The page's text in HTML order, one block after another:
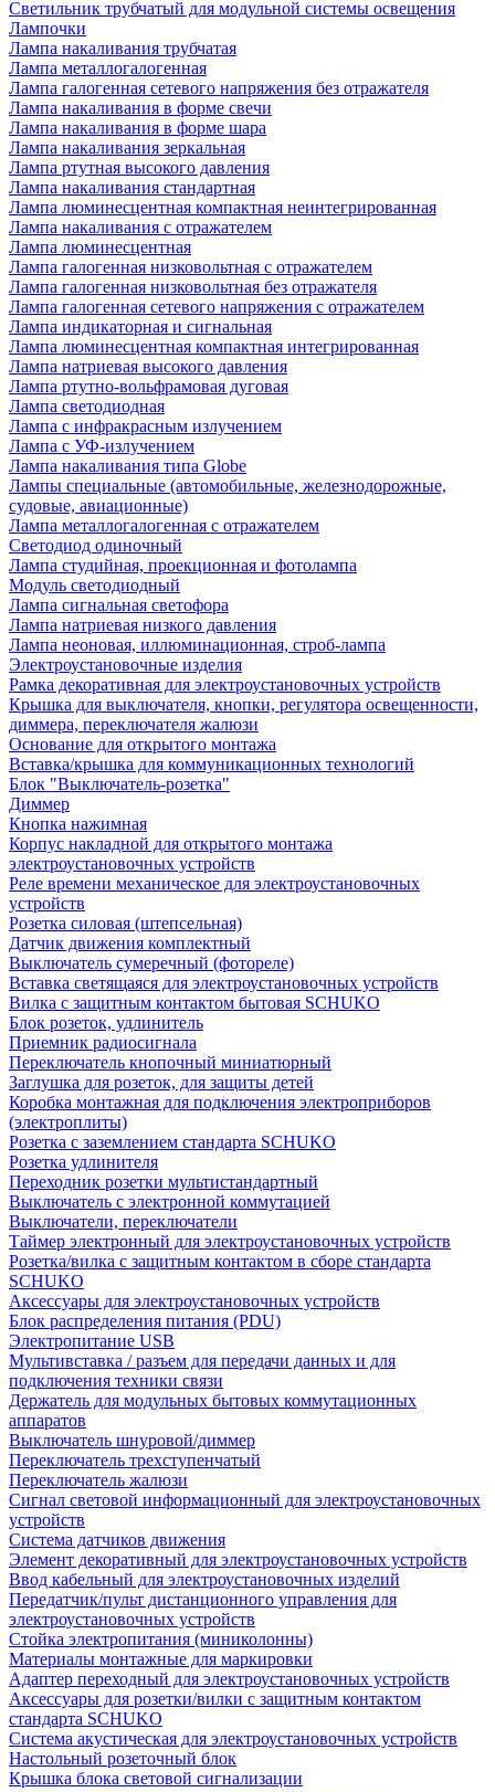
Светильник трубчатый для модульной системы освещения
Лампочки
Лампа накаливания трубчатая
Лампа металлогалогенная
Лампа галогенная сетевого напряжения без отражателя
Лампа накаливания в форме свечи
Лампа накаливания в форме шара
Лампа накаливания зеркальная
Лампа ртутная высокого давления
Лампа накаливания стандартная
Лампа люминесцентная компактная неинтегрированная
Лампа накаливания с отражателем
Лампа люминесцентная
Лампа галогенная низковольтная с отражателем
Лампа галогенная низковольтная без отражателя
Лампа галогенная сетевого напряжения с отражателем
Лампа индикаторная и сигнальная
Лампа люминесцентная компактная интегрированная
Лампа натриевая высокого давления
Лампа ртутно-вольфрамовая дуговая
Лампа светодиодная
Лампа с инфракрасным излучением
Лампа с УФ-излучением
Лампа накаливания типа Globe
Лампы специальные (автомобильные, железнодорожные,
судовые, авиационные)
Лампа металлогалогенная с отражателем
Светодиод одиночный
Лампа студийная, проекционная и фотолампа
Модуль светодиодный
Лампа сигнальная светофора
Лампа натриевая низкого давления
Лампа неоновая, иллюминационная, строб-лампа
Электроустановочные изделия
Рамка декоративная для электроустановочных устройств
Крышка для выключателя, кнопки, регулятора освещенности,
диммера, переключателя жалюзи
Основание для открытого монтажа
Вставка/крышка для коммуникационных технологий
Блок "Выключатель-розетка"
Диммер
Кнопка нажимная
Корпус накладной для открытого монтажа
электроустановочных устройств
Реле времени механическое для электроустановочных
устройств
Розетка силовая (штепсельная)
Датчик движения комплектный
Выключатель сумеречный (фотореле)
Вставка светящаяся для электроустановочных устройств
Вилка с защитным контактом бытовая SCHUKO
Блок розеток, удлинитель
Приемник радиосигнала
Переключатель кнопочный миниатюрный
Заглушка для розеток, для защиты детей
Коробка монтажная для подключения электроприборов
(электроплиты)
Розетка с заземлением стандарта SCHUKO
Розетка удлинителя
Переходник розетки мультистандартный
Выключатель с электронной коммутацией
Выключатели, переключатели
Таймер электронный для электроустановочных устройств
Розетка/вилка с защитным контактом в сборе стандарта
SCHUKO
Аксессуары для электроустановочных устройств
Блок распределения питания (PDU)
Электропитание USB
Мультивставка / разъем для передачи данных и для
подключения техники связи
Держатель для модульных бытовых коммутационных
аппаратов
Выключатель шнуровой/диммер
Переключатель трехступенчатый
Переключатель жалюзи
Сигнал световой информационный для электроустановочных
устройств
Система датчиков движения
Элемент декоративный для электроустановочных устройств
Ввод кабельный для электроустановочных изделий
Передатчик/пульт дистанционного управления для
электроустановочных устройств
Стойка электропитания (миниколонны)
Материалы монтажные для маркировки
Адаптер переходный для электроустановочных устройств
Аксессуары для розетки/вилки с защитным контактом
стандарта SCHUKO
Система акустическая для электроустановочных устройств
Настольный розеточный блок
Крышка блока световой сигнализации